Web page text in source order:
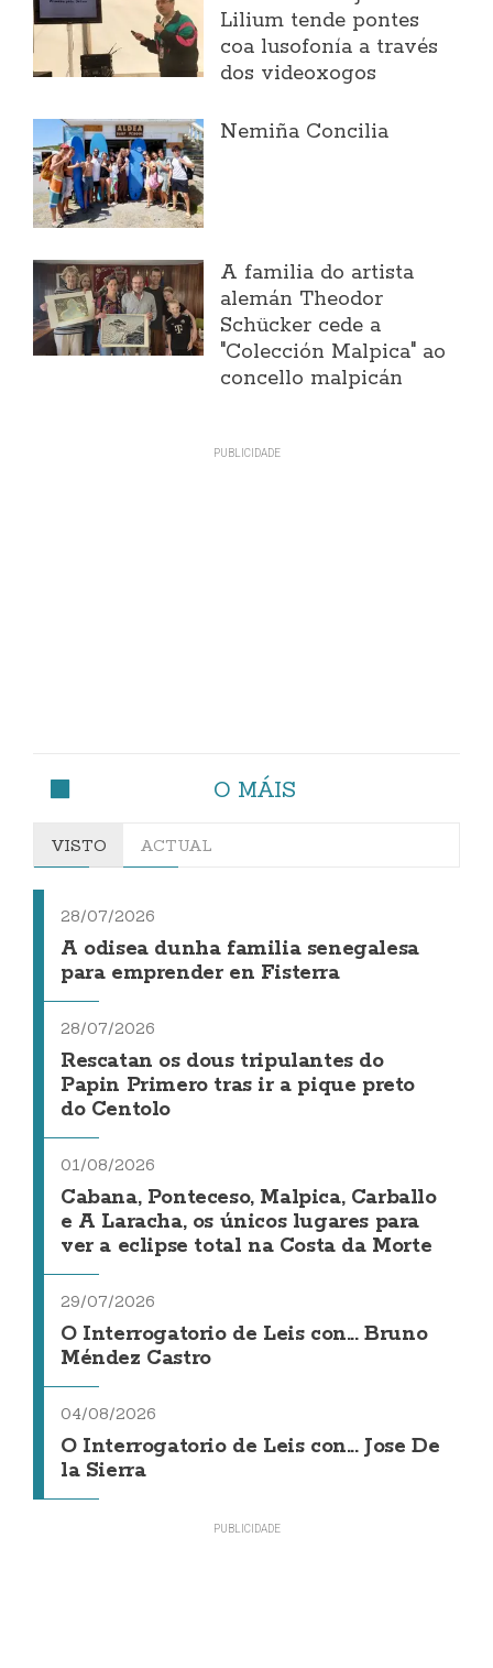
Lilium tende pontes
coa lusofonía a través
dos videoxogos
Nemiña Concilia
A familia do artista
alemán Theodor
Schücker cede a
"Colección Malpica" ao
concello malpicán
O MÁIS
VISTO ACTUAL
28/07/2026
A odisea dunha familia senegalesa
para emprender en Fisterra
28/07/2026
Rescatan os dous tripulantes do
Papin Primero tras ir a pique preto
do Centolo
01/08/2026
Cabana, Ponteceso, Malpica, Carballo
e A Laracha, os únicos lugares para
ver a eclipse total na Costa da Morte
29/07/2026
O Interrogatorio de Leis con... Bruno
Méndez Castro
04/08/2026
O Interrogatorio de Leis con... Jose De
la Sierra